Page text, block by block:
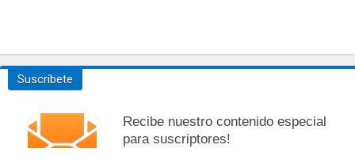
Suscríbete
Recibe nuestro contenido especial
para suscriptores!